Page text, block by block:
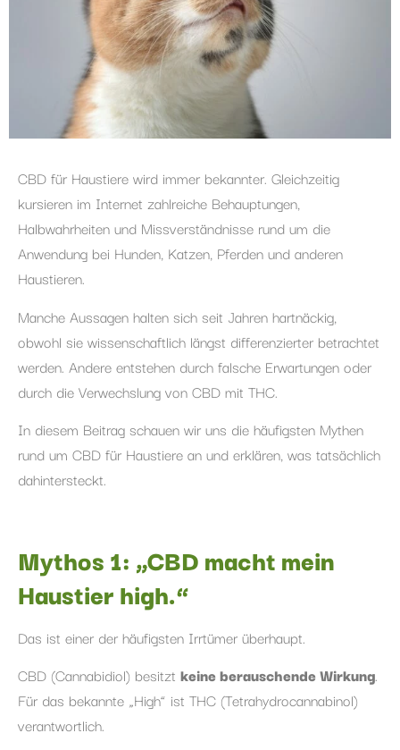
CBD für Haustiere wird immer bekannter. Gleichzeitig
kursieren im Internet zahlreiche Behauptungen,
Halbwahrheiten und Missverständnisse rund um die
Anwendung bei Hunden, Katzen, Pferden und anderen
Haustieren.
Manche Aussagen halten sich seit Jahren hartnäckig,
obwohl sie wissenschaftlich längst differenzierter betrachtet
werden. Andere entstehen durch falsche Erwartungen oder
durch die Verwechslung von CBD mit THC.
In diesem Beitrag schauen wir uns die häufigsten Mythen
rund um CBD für Haustiere an und erklären, was tatsächlich
dahintersteckt.
Mythos 1: „CBD macht mein
Haustier high.“
Das ist einer der häufigsten Irrtümer überhaupt.
CBD (Cannabidiol) besitzt keine berauschende Wirkung.
Für das bekannte „High“ ist THC (Tetrahydrocannabinol)
verantwortlich.